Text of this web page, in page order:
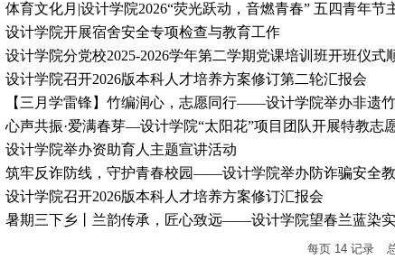
体育文化月|设计学院2026“荧光跃动，音燃青春” 五四青年节
设计学院开展宿舍安全专项检查与教育工作
设计学院分党校2025-2026学年第二学期党课培训班开班仪式
设计学院召开2026版本科人才培养方案修订第二轮汇报会
【三月学雷锋】竹编润心，志愿同行——设计学院举办非遗
心声共振·爱满春芽—设计学院“太阳花”项目团队开展特教志
设计学院举办资助育人主题宣讲活动
筑牢反诈防线，守护青春校园——设计学院举办防诈骗安全
设计学院召开2026版本科人才培养方案修订汇报会
暑期三下乡丨兰韵传承，匠心致远——设计学院望春兰蓝染
每页 14 记录